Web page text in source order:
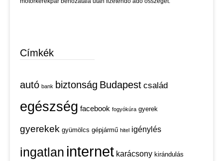
Címkék
autó bank biztonság Budapest család
egészség facebook fogyókúra gyerek
gyerekek gyümölcs gépjármű hitel igénylés
ingatlan internet karácsony kirándulás